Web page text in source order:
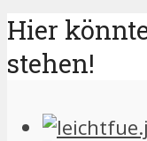
Hier
stehen!